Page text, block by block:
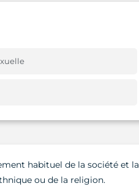
habituel de la société et la
ou de la religion.